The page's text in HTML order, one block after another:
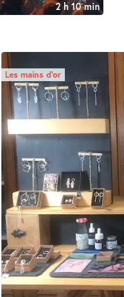
2 h 10 min
Les mains d’or